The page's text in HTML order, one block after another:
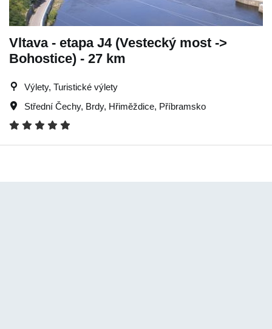
Vltava - etapa J4 (Vestecký most ->
Bohostice) - 27 km
Výlety, Turistické výlety
Střední Čechy, Brdy, Hřiměždice, Příbramsko